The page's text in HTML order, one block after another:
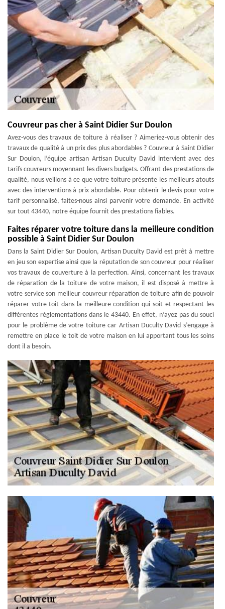
Couvreur pas cher à Saint Didier Sur Doulon
Avez-vous des travaux de toiture à réaliser ? Aimeriez-vous obtenir des
travaux de qualité à un prix des plus abordables ? Couvreur à Saint Didier
Sur Doulon, l’équipe artisan Artisan Duculty David intervient avec des
tarifs couvreurs moyennant les divers budgets. Offrant des prestations de
qualité, nous veillons à ce que votre toiture présente les meilleurs atouts
avec des interventions à prix abordable. Pour obtenir le devis pour votre
tarif personnalisé, faites-nous ainsi parvenir votre demande. En activité
sur tout 43440, notre équipe fournit des prestations fiables.
Faites réparer votre toiture dans la meilleure condition
possible à Saint Didier Sur Doulon
Dans la Saint Didier Sur Doulon, Artisan Duculty David est prêt à mettre
en jeu son expertise ainsi que la réputation de son couvreur pour réaliser
vos travaux de couverture à la perfection. Ainsi, concernant les travaux
de réparation de la toiture de votre maison, il est disposé à mettre à
votre service son meilleur couvreur réparation de toiture afin de pouvoir
réparer votre toit dans la meilleure condition qui soit et respectant les
différentes règlementations dans le 43440. En effet, n’ayez pas du souci
pour le problème de votre toiture car Artisan Duculty David s’engage à
remettre en place le toit de votre maison en lui apportant tous les soins
dont il a besoin.